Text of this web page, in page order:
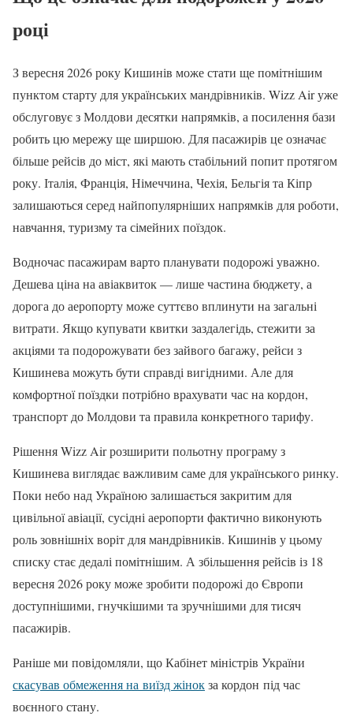
році
З вересня 2026 року Кишинів може стати ще помітнішим
пунктом старту для українських мандрівників. Wizz Air уже
обслуговує з Молдови десятки напрямків, а посилення бази
робить цю мережу ще ширшою. Для пасажирів це означає
більше рейсів до міст, які мають стабільний попит протягом
року. Італія, Франція, Німеччина, Чехія, Бельгія та Кіпр
залишаються серед найпопулярніших напрямків для роботи,
навчання, туризму та сімейних поїздок.
Водночас пасажирам варто планувати подорожі уважно.
Дешева ціна на авіаквиток — лише частина бюджету, а
дорога до аеропорту може суттєво вплинути на загальні
витрати. Якщо купувати квитки заздалегідь, стежити за
акціями та подорожувати без зайвого багажу, рейси з
Кишинева можуть бути справді вигідними. Але для
комфортної поїздки потрібно врахувати час на кордон,
транспорт до Молдови та правила конкретного тарифу.
Рішення Wizz Air розширити польотну програму з
Кишинева виглядає важливим саме для українського ринку.
Поки небо над Україною залишається закритим для
цивільної авіації, сусідні аеропорти фактично виконують
роль зовнішніх воріт для мандрівників. Кишинів у цьому
списку стає дедалі помітнішим. А збільшення рейсів із 18
вересня 2026 року може зробити подорожі до Європи
доступнішими, гнучкішими та зручнішими для тисяч
пасажирів.
Раніше ми повідомляли, що Кабінет міністрів України
скасував обмеження на виїзд жінокза кордон під час
воєнного стану.